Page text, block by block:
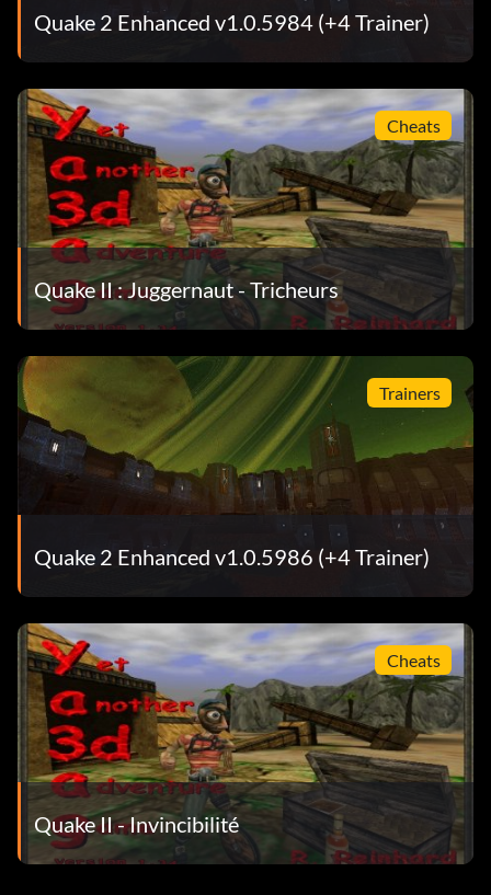
Quake 2 Enhanced v1.0.5984 (+4 Trainer)
Cheats
Quake II : Juggernaut - Tricheurs
Trainers
Quake 2 Enhanced v1.0.5986 (+4 Trainer)
Cheats
Quake II - Invincibilité